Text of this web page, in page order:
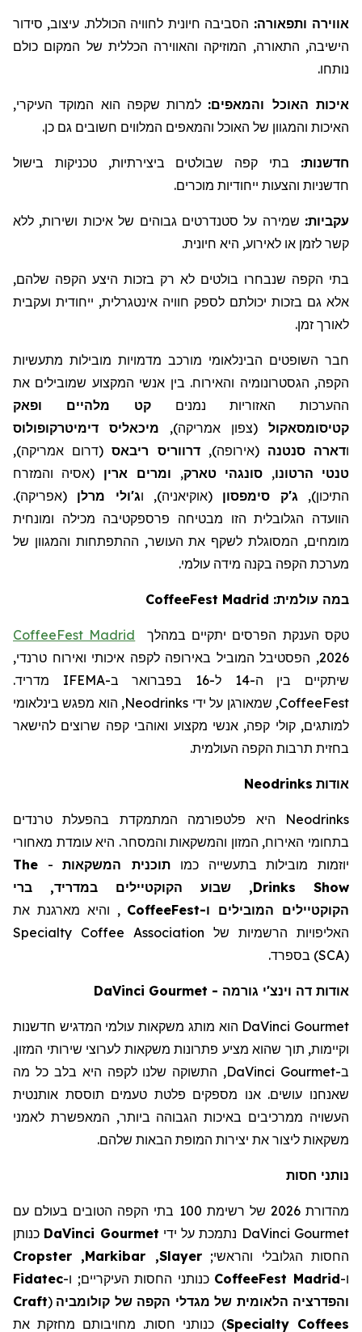
אווירה ותפאורה: הסביבה חיונית לחוויה הכוללת. עיצוב, סידור
הישיבה, התאורה, המוזיקה והאווירה הכללית של המקום כולם
נותחו.
איכות האוכל והמאפים: למרות שקפה הוא המוקד העיקרי,
האיכות והמגוון של האוכל והמאפים המלווים חשובים גם כן.
חדשנות: בתי קפה שבולטים ביצירתיות, טכניקות בישול
חדשניות והצעות ייחודיות מוכרים.
עקביות: שמירה על סטנדרטים גבוהים של איכות ושירות, ללא
קשר לזמן או לאירוע, היא חיונית.
בתי הקפה שנבחרו בולטים לא רק בזכות היצע הקפה שלהם,
אלא גם בזכות יכולתם לספק חוויה אינטגרלית, ייחודית ועקבית
לאורך זמן.
חבר השופטים הבינלאומי מורכב מדמויות מובילות מתעשיות
הקפה, הגסטרונומיה והאירוח. בין אנשי המקצוע שמובילים את
ההערכות האזוריות נמנים קט מלהיים
ופאק
קטיסומסאקול (צפון אמריקה), מיכאליס
דימיטרקופולוס
ודארה סנטנה (אירופה),דרווריס ריבאס(דרום אמריקה),
טנטי הרטונו, סונגהי טארק, ומריםארין (אסיה והמזרח
התיכון), ג'ק סימפסון (אוקיאניה), וג'ולי מרלן (אפריקה).
הוועדה הגלובלית הזו מבטיחה פרספקטיבה מכילה ומונחית
מומחים, המסוגלת לשקף את העושר, ההתפתחות והמגוון של
מערכת הקפה בקנה מידה עולמי.
במה עולמית: CoffeeFest Madrid
טקס הענקת הפרסים יתקיים במהלך CoffeeFest Madrid
2026, הפסטיבל המוביל באירופה לקפה איכותי ואירוח טרנדי,
שיתקיים בין ה-14 ל-16 בפברואר ב-
IFEMA מדריד.
CoffeeFest, שמאורגן על ידי Neodrinks, הוא מפגש בינלאומי
למותגים,קולי קפה, אנשי מקצוע ואוהבי קפה שרוצים להישאר
בחזית תרבות הקפה העולמית.
אודות Neodrinks
Neodrinks היא פלטפורמה המתמקדת בהפעלת טרנדים
בתחומי האירוח, המזון והמשקאות והמסחר. היא עומדת מאחורי
יוזמות מובילות בתעשייה כמו
תוכנית המשקאות-
The
Drinks Show, שבוע הקוקטיילים במדריד, ברי
הקוקטיילים המובילים ו-CoffeeFest , והיא מארגנת את
האליפויות הרשמיות של Specialty Coffee Association
(SCA) בספרד.
אודות דה וינצ'י גורמה -
DaVinci Gourmet
DaVinci Gourmet הוא מותג משקאות עולמי המדגיש חדשנות
וקיימות, תוך שהוא מציע פתרונות משקאות לערוצי שירותי המזון.
ב-DaVinci Gourmet, התשוקה שלנו לקפה היא בלב כל מה
שאנחנו עושים. אנו מספקים פלטת טעמים תוססת אותנטית
העשויה ממרכיבים באיכות הגבוהה ביותר, המאפשרת לאמני
משקאות ליצור את יצירות המופת הבאות שלהם.
נותני חסות
מהדורת 2026 של רשימת 100 בתי הקפה הטובים בעולם עם
DaVinci Gourmet נתמכת על ידי DaVinci Gourmet כנותן
החסות הגלובלי והראשי; Slayer
,
Markibar
,
Cropster
ו-
CoffeeFest Madrid כנותני החסות העיקריים; ו-Fidatec
והפדרציה הלאומית של מגדלי הקפה של קולומביה (
Craft
Specialty Coffees) כנותני חסות. מחויבותם מחזקת את